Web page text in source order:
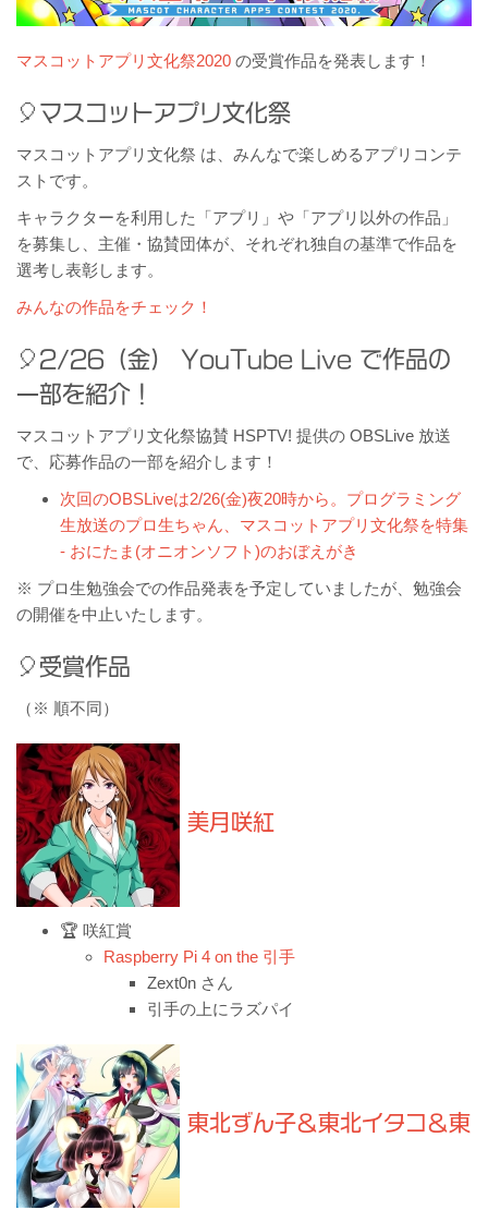
マスコットアプリ文化祭2020 の受賞作品を発表します！
マスコットアプリ文化祭
マスコットアプリ文化祭 は、みんなで楽しめるアプリコンテ
ストです。
キャラクターを利用した「アプリ」や「アプリ以外の作品」
を募集し、主催・協賛団体が、それぞれ独自の基準で作品を
選考し表彰します。
みんなの作品をチェック！
2/26（金） YouTube Live で作品の
一部を紹介！
マスコットアプリ文化祭協賛 HSPTV! 提供の OBSLive 放送
で、応募作品の一部を紹介します！
次回のOBSLiveは2/26(金)夜20時から。プログラミング
生放送のプロ生ちゃん、マスコットアプリ文化祭を特集
- おにたま(オニオンソフト)のおぼえがき
※ プロ生勉強会での作品発表を予定していましたが、勉強会
の開催を中止いたします。
受賞作品
（※ 順不同）
美月咲紅
🏆 咲紅賞
Raspberry Pi 4 on the 引手
Zext0n さん
引手の上にラズパイ
東北ずん子＆東北イタコ＆東